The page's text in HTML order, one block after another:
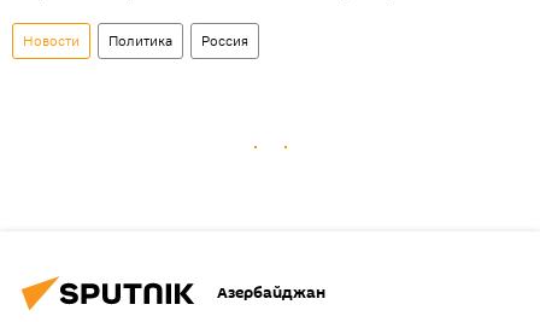
Новости Политика Россия
Азербайджан